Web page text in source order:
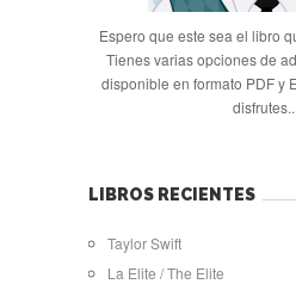
Espero que este sea el libro
Tienes varias opciones de
disponible en formato PDF y
LIBROS RECIENTES
Taylor Swift
La Elite / The Elite